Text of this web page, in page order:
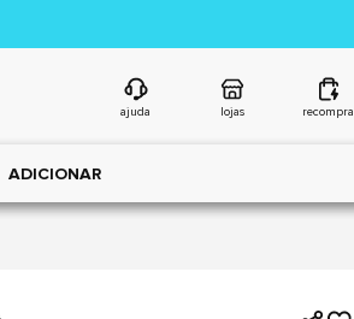
ajuda lojas recompra
ADICIONAR